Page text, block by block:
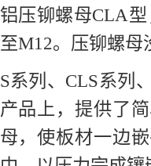
铝压铆螺母CLA
至M12。压铆螺母
S系列、CLS系列
产品上，提供了
母，使板材一边